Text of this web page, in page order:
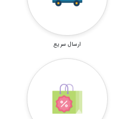
ارسال سریع